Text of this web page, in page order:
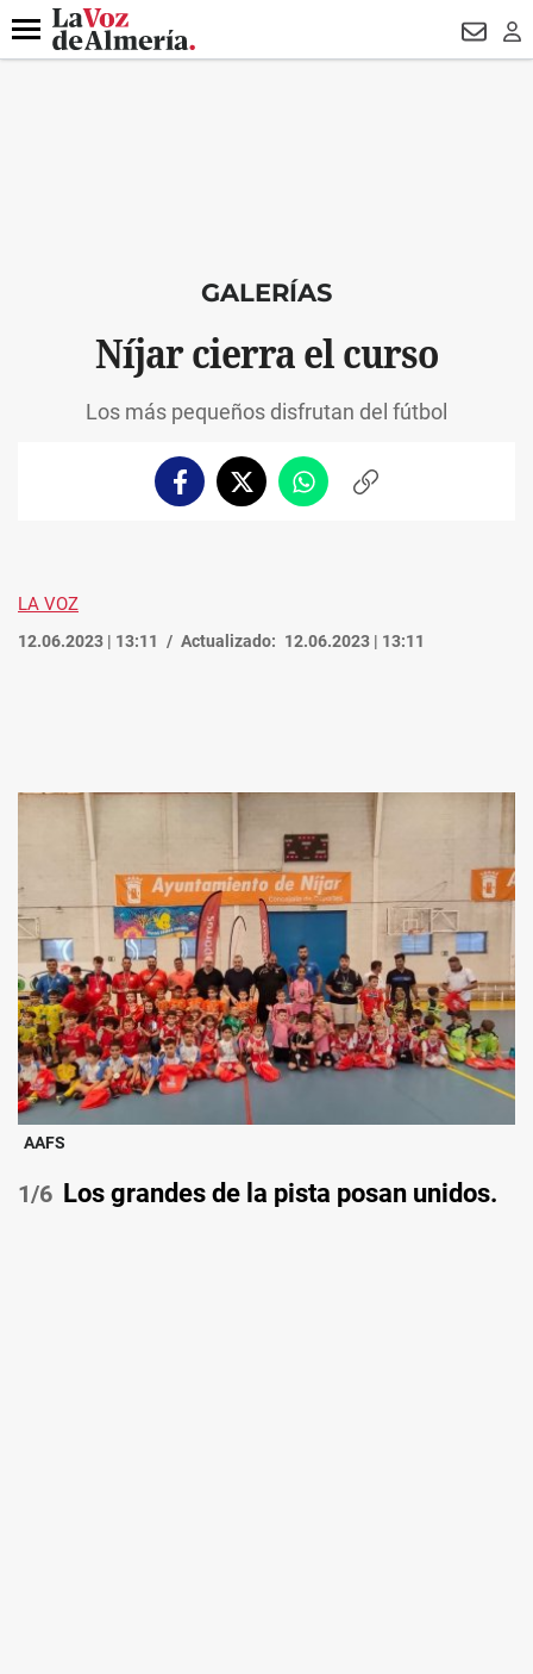
DESTACADO DRON UDA
Menú
GALERÍAS
Níjar cierra el curso
Los más pequeños disfrutan del fútbol
FacebookTwitterWhatsappCopiar
LA VOZ
12.06.2023 | 13:11 Actualizado: 12.06.2023 | 13:11
AAFS
/6 Los grandes de la pista posan unidos.